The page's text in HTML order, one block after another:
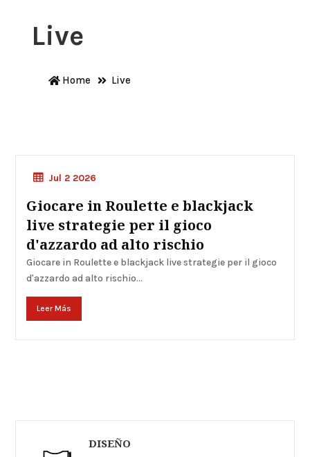
Live
Home Live
Giocare in Roulette e blackjack
live strategie per il gioco
d'azzardo ad alto rischio
Jul 2 2026
Live Casinò
Giocare in Roulette e blackjack live strategie per il gioco
d'azzardo ad alto rischio...
Leer Más
DISEÑO